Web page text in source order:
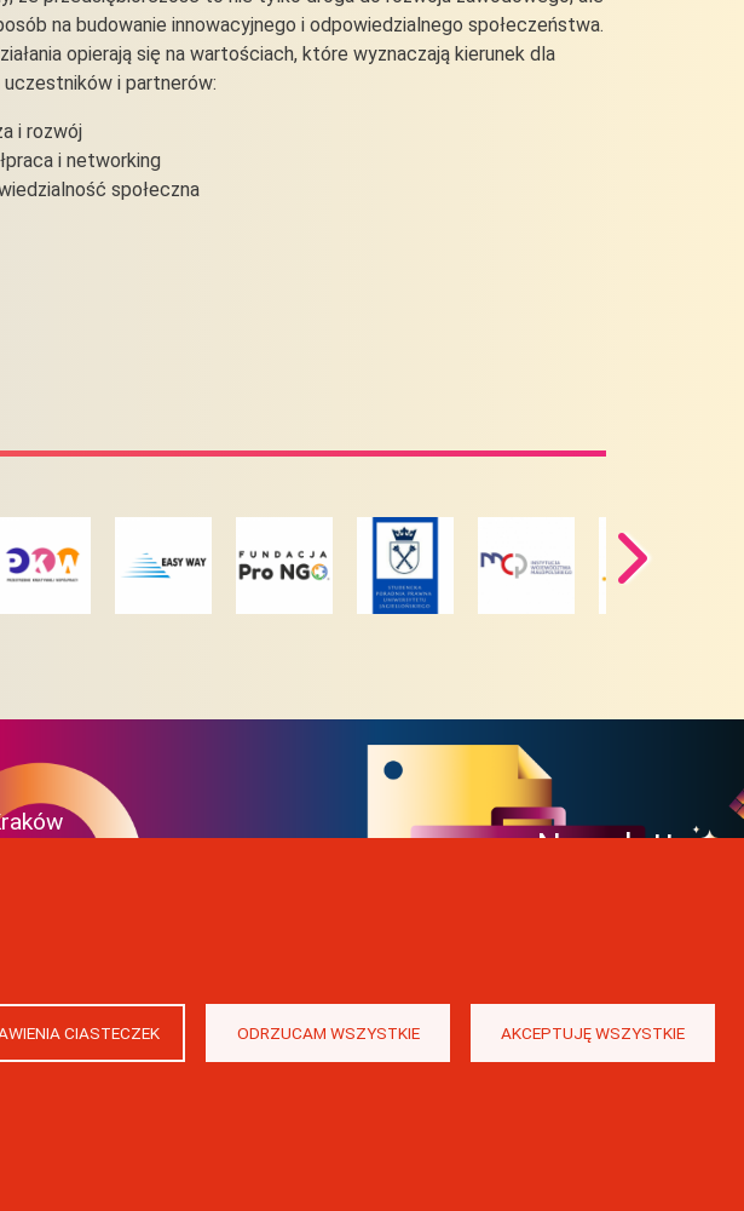
CIASTECZEK ODRZUCAM WSZYSTKIE AKCEPTUJĘ WSZYSTKIE
na budowanie innowacyjnego i odpowiedzialnego społeczeństwa.
opierają się na wartościach, które wyznaczają kierunek dla
uczestników i partnerów:
i rozwój
i networking
społeczna
Newsletter
Inicjatywa Doskonałości w Uniwersytecie Jagiellońskim.